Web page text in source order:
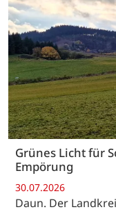
Grünes Licht für
Empörung
30.07.2026
Daun. Der